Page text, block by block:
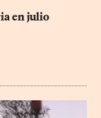
en julio